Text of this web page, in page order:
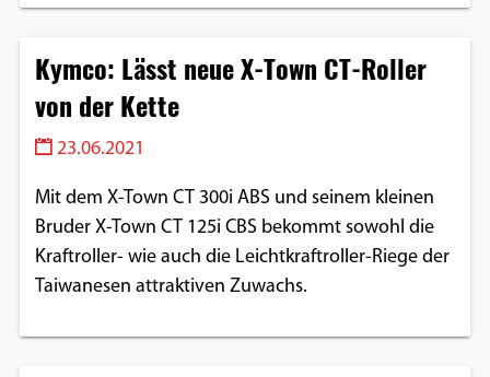
Kymco: Lässt neue X-Town CT-Roller
von der Kette
23.06.2021
Mit dem X-Town CT 300i ABS und seinem kleinen
Bruder X-Town CT 125i CBS bekommt sowohl die
Kraftroller- wie auch die Leichtkraftroller-Riege der
Taiwanesen attraktiven Zuwachs.